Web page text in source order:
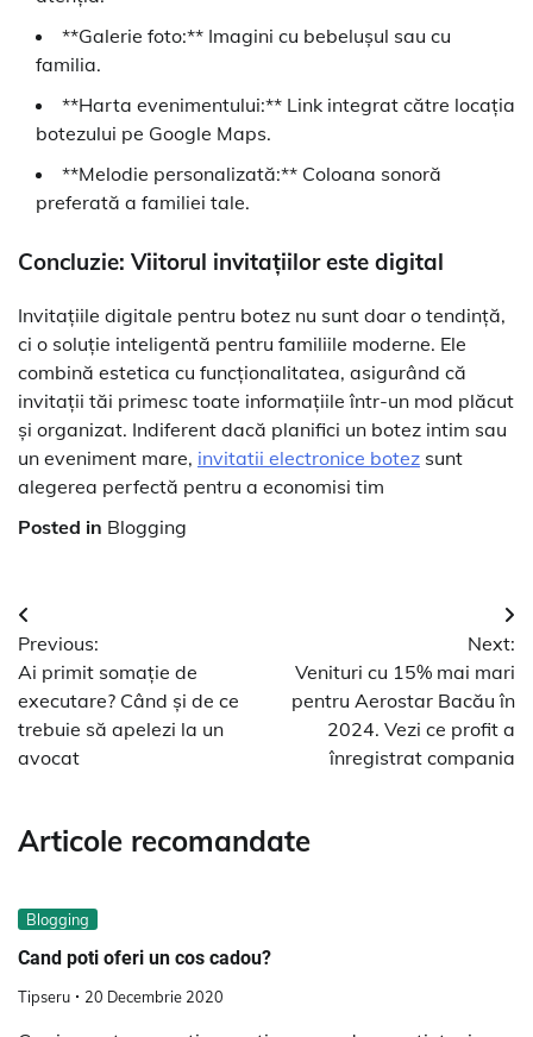
**Galerie foto:** Imagini cu bebelușul sau cu
familia.
**Harta evenimentului:** Link integrat către locația
botezului pe Google Maps.
**Melodie personalizată:** Coloana sonoră
preferată a familiei tale.
Concluzie: Viitorul invitațiilor este digital
Invitațiile digitale pentru botez nu sunt doar o tendință,
ci o soluție inteligentă pentru familiile moderne. Ele
combină estetica cu funcționalitatea, asigurând că
invitații tăi primesc toate informațiile într-un mod plăcut
și organizat. Indiferent dacă planifici un botez intim sau
un eveniment mare, invitatii electronice botez sunt
alegerea perfectă pentru a economisi tim
Posted in Blogging
Navigare
în
articole
Previous:
Ai primit somație de
executare? Când și de ce
trebuie să apelezi la un
avocat
Next:
Venituri cu 15% mai mari
pentru Aerostar Bacău în
2024. Vezi ce profit a
înregistrat compania
Articole recomandate
Blogging
Cand poti oferi un cos cadou?
Tipseru 20 Decembrie 2020